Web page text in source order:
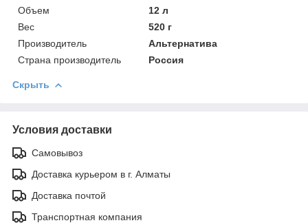
Объем
12 л
Вес
520 г
Производитель
Альтернатива
Страна производитель
Россия
Скрыть
Условия доставки
Самовывоз
Доставка курьером в г. Алматы
Доставка почтой
Транспортная компания